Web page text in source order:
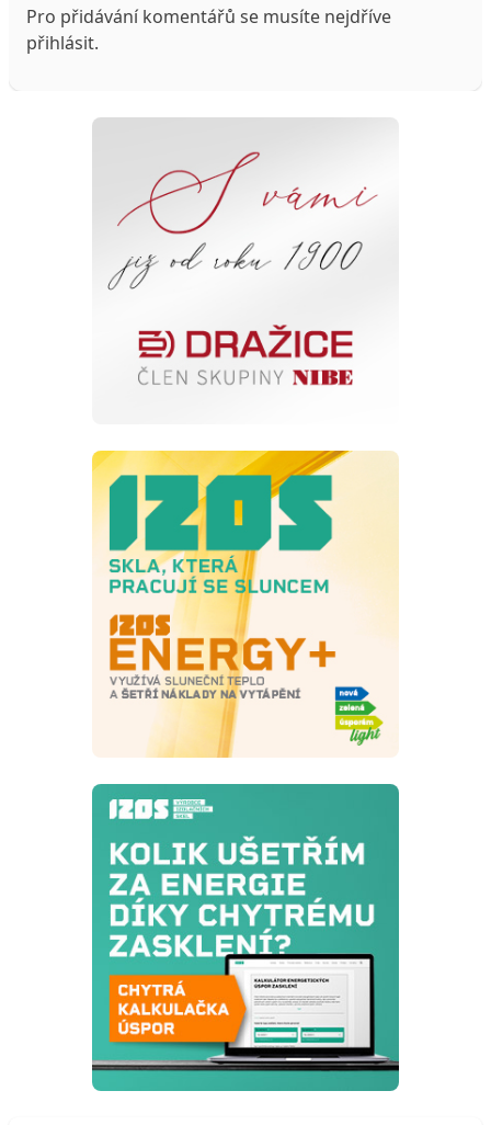
Pro přidávání komentářů se musíte nejdříve
přihlásit.